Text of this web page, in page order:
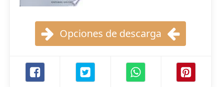
Opciones de descarga